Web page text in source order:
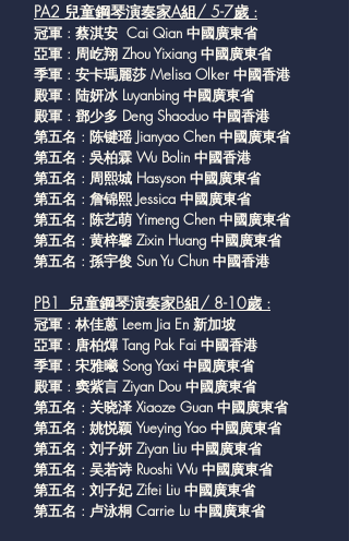
PA2 兒童鋼琴演奏家A組/ 5-7歲 :
冠軍 : 蔡淇安 Cai Qian 中國廣東省
亞軍 : 周屹翔 Zhou Yixiang 中國廣東省
季軍 : 安卡瑪麗莎 Melisa Olker 中國香港
殿軍 : 陆妍冰 Luyanbing 中國廣東省
殿軍 : 鄧少多 Deng Shaoduo 中國香港
第五名 : 陈键瑶 Jianyao Chen 中國廣東省
第五名 : 吳柏霖 Wu Bolin 中國香港
第五名 : 周熙城 Hasyson 中國廣東省
第五名 : 詹锦熙 Jessica 中國廣東省
第五名 : 陈艺萌 Yimeng Chen 中國廣東省
第五名 : 黄梓馨 Zixin Huang 中國廣東省
第五名 : 孫宇俊 Sun Yu Chun 中國香港
PB1 兒童鋼琴演奏家B組/ 8-10歲 :
冠軍 : 林佳蒽 Leem Jia En 新加坡
亞軍 : 唐柏煇 Tang Pak Fai 中國香港
季軍 : 宋雅曦 Song Yaxi 中國廣東省
殿軍 : 窦紫言 Ziyan Dou 中國廣東省
第五名 : 关晓泽 Xiaoze Guan 中國廣東省
第五名 : 姚悦颖 Yueying Yao 中國廣東省
第五名 : 刘子妍 Ziyan Liu 中國廣東省
第五名 : 吴若诗 Ruoshi Wu 中國廣東省
第五名 : 刘子妃 Zifei Liu 中國廣東省
第五名 : 卢泳桐 Carrie Lu 中國廣東省